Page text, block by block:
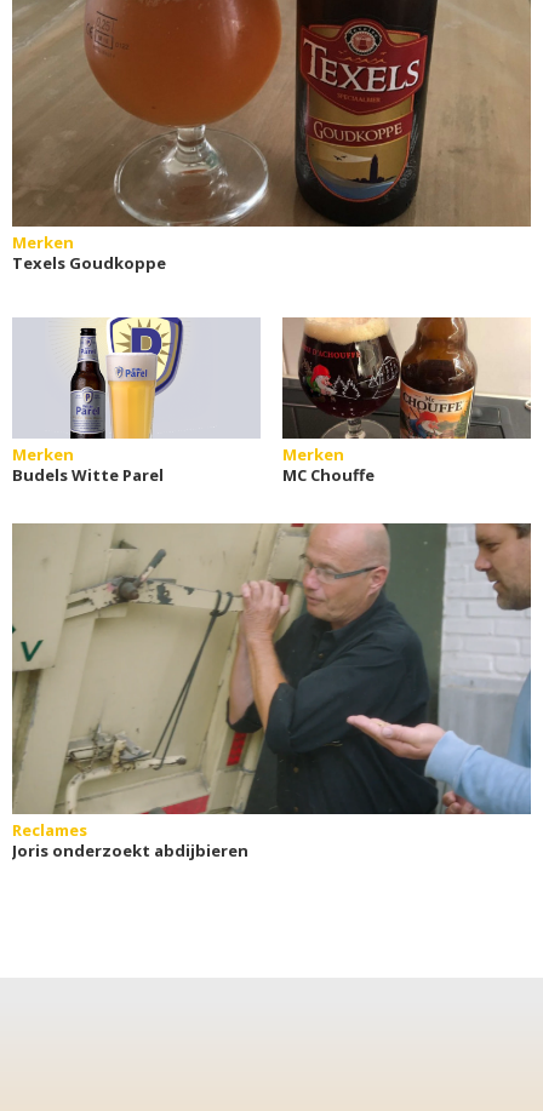
Merken
Texels Goudkoppe
Merken
Budels Witte Parel
Merken
MC Chouffe
Reclames
Joris onderzoekt abdijbieren